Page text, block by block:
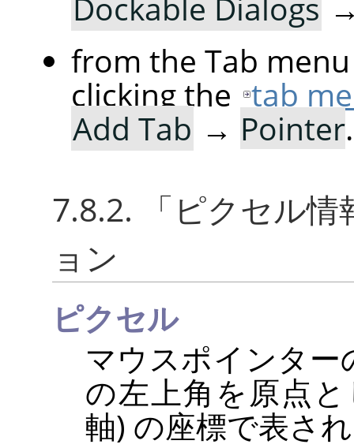
from the Tab
clicking the tab
Add Tab → Pointer.
7.8.2. 「 ピクセル情
ョン
ピクセル
マウスポインタ
の左上角を原点
軸) の座標で表さ